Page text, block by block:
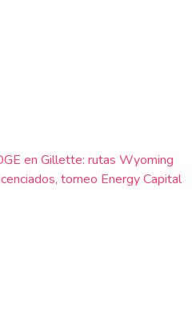
en Gillette: rutas Wyoming
torneo Energy Capital